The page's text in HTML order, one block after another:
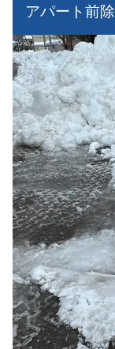
アパート前